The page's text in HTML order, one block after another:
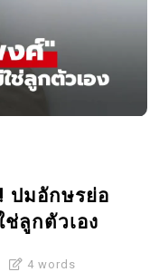
ปมอักษรย่อ
ช่ลูกตัวเอง
4 words